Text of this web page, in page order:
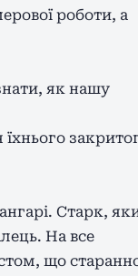
роботи, а
як нашу
Старк,
На все
що